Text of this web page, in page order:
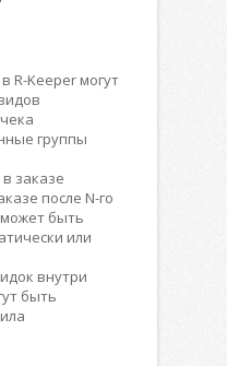
R-Keeper могут
группы
заказе
после N-го
быть
или
внутри
быть